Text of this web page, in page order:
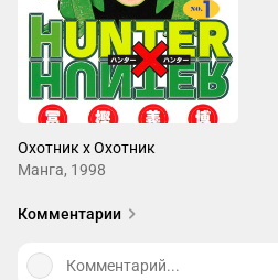
Охотник х Охотник
Манга, 1998
Комментарии
Комментарий...